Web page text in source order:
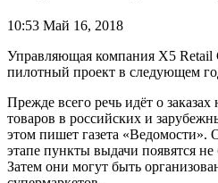
10:53 Май 16, 2018
Управляющая компания X5 Retail
пилотный проект в следующем
Прежде всего речь идёт о
товаров в российских и
этом пишет газета «Ведомости».
этапе пункты выдачи появятся
Затем они могут быть